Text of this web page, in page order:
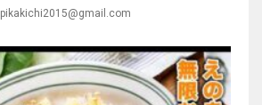
pikakichi2015@gmail.com